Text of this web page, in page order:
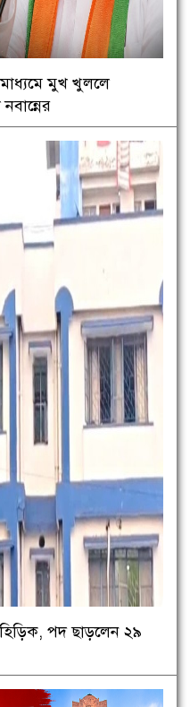
মুখ খুললে
পদ ছাড়লেন ২৯